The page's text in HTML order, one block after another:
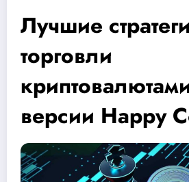
Лучшие
торговли
версии Happy